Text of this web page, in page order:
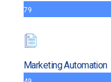
79
Marketing Automation